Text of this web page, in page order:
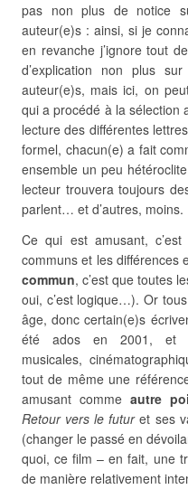
pas non plus de notice
auteur(e)s : ainsi, si je
en revanche j’ignore tout
d’explication non plus
auteur(e)s, mais ici, on
qui a procédé à la sélection
lecture des différentes
formel, chacun(e) a fait
ensemble un peu
lecteur trouvera toujours
parlent… et d’autres, moins.
Ce qui est amusant,
communs et les différences
commun, c’est que toutes
oui, c’est logique…). Or
âge, donc certain(e)s
été ados en 2001, et
musicales,
tout de même une
amusant commeautre
Retour vers le futuret ses
(changer le passé en
quoi, ce film – en fait, une
de manière relativement